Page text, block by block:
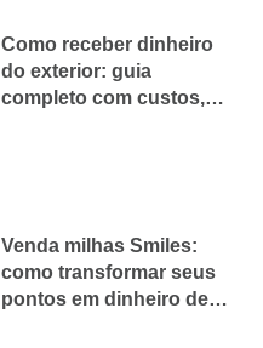
Como receber dinheiro
do exterior: guia
completo com custos,
Venda milhas Smiles:
como transformar seus
pontos em dinheiro de